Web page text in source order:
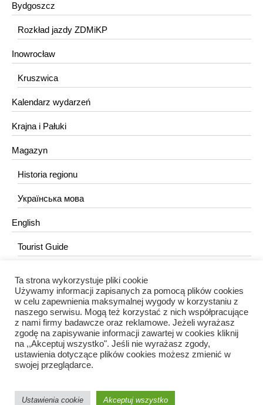
Bydgoszcz
Rozkład jazdy ZDMiKP
Inowrocław
Kruszwica
Kalendarz wydarzeń
Krajna i Pałuki
Magazyn
Historia regionu
Українська мова
English
Tourist Guide
KONTAKT
redakcja@portalkujawski.pl
Redakcja
Ta strona wykorzystuje pliki cookie
Używamy informacji zapisanych za pomocą plików cookies
w celu zapewnienia maksymalnej wygody w korzystaniu z
naszego serwisu. Mogą też korzystać z nich współpracujące
z nami firmy badawcze oraz reklamowe. Jeżeli wyrażasz
zgodę na zapisywanie informacji zawartej w cookies kliknij
na ,,Akceptuj wszystko". Jeśli nie wyrażasz zgody,
ustawienia dotyczące plików cookies możesz zmienić w
swojej przeglądarce.
Ustawienia cookie Akceptuj wszystko